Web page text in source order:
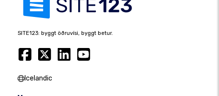
SITE123: byggt öðruvísi, byggt betur.
Icelandic